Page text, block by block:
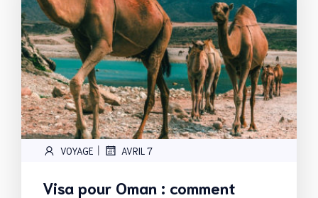
VOYAGE | AVRIL 7
Visa pour Oman : comment